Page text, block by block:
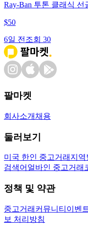
Ray-Ban 투톤 클래식 선
$50
6일 전 조회 30
팔마켓
회사소개 채용
둘러보기
미국 한인 중고거래 지역
검색어 얼바인 중고거래
정책 및 약관
중고거래 커뮤니티 이벤
보 처리방침